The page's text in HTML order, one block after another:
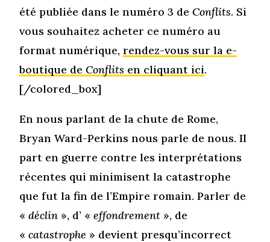
été publiée dans le numéro 3 deConflits. Si
vous souhaitez acheter ce numéro au
format numérique,rendez-vous sur la e-
boutique deConflits en cliquant ici.
[/colored_box]
En nous parlant de la chute de Rome,
Bryan Ward-Perkins nous parle de nous. Il
part en guerre contre les interprétations
récentes qui minimisent la catastrophe
que fut la fin de l’Empire romain. Parler de
«déclin », d’ «effondrement », de
«catastrophe » devient presqu’incorrect